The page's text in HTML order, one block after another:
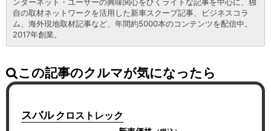
自の取材ネットワークを活用した新車スクープ記事、ビジネスコラ
ム、海外現地取材記事など、年間約5000本のコンテンツを配信中。
2017年創業。
この記事のクルマが気になったら
スバル クロストレック